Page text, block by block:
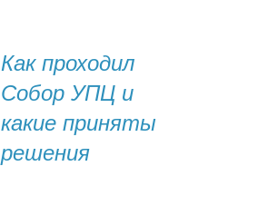
Как проходил
Собор УПЦ и
какие приняты
решения